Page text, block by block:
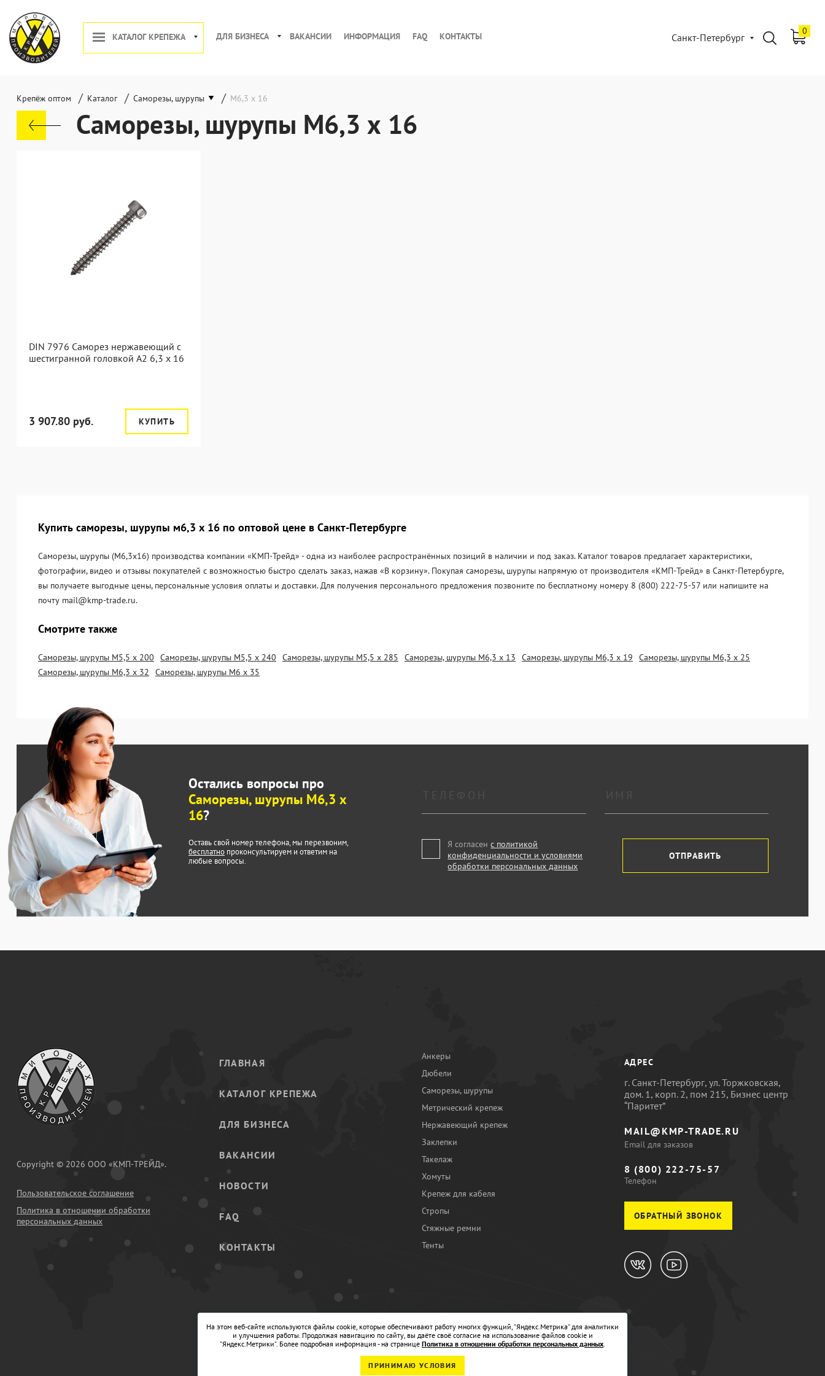
КАТАЛОГ КРЕПЕЖА ДЛЯ БИЗНЕСА ВАКАНСИИ ИНФОРМАЦИЯ FAQ КОНТАКТЫ Санкт-Петербург
0
Крепёж оптом / Каталог / Саморезы, шурупы / М6,3 х 16
Саморезы, шурупы М6,3 х 16
DIN 7976 Саморез нержавеющий с
шестигранной головкой А2 6,3 x 16
3 907.80 руб. КУПИТЬ
Купить саморезы, шурупы м6,3 х 16 по оптовой цене в Санкт-Петербурге
Саморезы, шурупы (М6,3х16) производства компании «KМП-Трейд» - одна из наиболее распространённых позиций в наличии и под заказ. Каталог товаров предлагает характеристики,
фотографии, видео и отзывы покупателей с возможностью быстро сделать заказ, нажав «В корзину». Покупая саморезы, шурупы напрямую от производителя «KМП-Трейд» в Санкт-Петербурге,
вы получаете выгодные цены, персональные условия оплаты и доставки. Для получения персонального предложения позвоните по бесплатному номеру 8 (800) 222-75-57 или напишите на
почту mail@kmp-trade.ru.
Смотрите также
Саморезы, шурупы М5,5 х 200 Саморезы, шурупы М5,5 х 240 Саморезы, шурупы М5,5 х 285 Саморезы, шурупы М6,3 х 13 Саморезы, шурупы М6,3 х 19
Саморезы, шурупы М6,3 х 25
Саморезы, шурупы М6,3 х 32
Саморезы, шурупы М6 х 35
Остались вопросы про
Саморезы, шурупы М6,3 х
16?
Оставь свой номер телефона, мы перезвоним,
бесплатно проконсультируем и ответим на
любые вопросы.
Я согласенс политикой
конфиденциальности и условиями
обработки персональных данных
ОТПРАВИТЬ
Copyright © 2026 ООО «КМП-ТРЕЙД».
Пользовательское соглашение
Политика в отношении обработки
персональных данных
ГЛАВНАЯ
КАТАЛОГ КРЕПЕЖА
ДЛЯ БИЗНЕСА
ВАКАНСИИ
НОВОСТИ
FAQ
КОНТАКТЫ
Анкеры
Дюбели
Саморезы, шурупы
Метрический крепеж
Нержавеющий крепеж
Заклепки
Такелаж
Хомуты
Крепеж для кабеля
Стропы
Стяжные ремни
Тенты
АДРЕС
г. Санкт-Петербург, ул. Торжковская,
дом. 1, корп. 2, пом 215, Бизнес центр
“Паритет”
MAIL@KMP-TRADE.RU
Email для заказов
8 (800) 222-75-57
Телефон
ОБРАТНЫЙ ЗВОНОК
На этом веб-сайте используются файлы cookie, которые обеспечивают работу многих функций, "Яндекс.Метрика" для аналитики
и улучшения работы. Продолжая навигацию по сайту, вы даёте своё согласие на использование файлов cookie и
"Яндекс.Метрики". Более подробная информация - на странице Политика в отношении обработки персональных данных.
ПРИНИМАЮ УСЛОВИЯ